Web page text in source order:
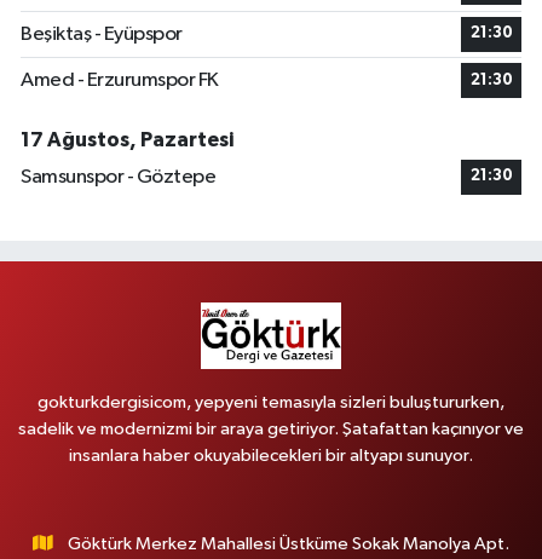
Beşiktaş - Eyüpspor 21:30
Amed - Erzurumspor FK 21:30
17 Ağustos, Pazartesi
Samsunspor - Göztepe
21:30
gokturkdergisicom, yepyeni temasıyla sizleri buluştururken,
sadelik ve modernizmi bir araya getiriyor. Şatafattan kaçınıyor ve
insanlara haber okuyabilecekleri bir altyapı sunuyor.
Göktürk Merkez Mahallesi Üstküme Sokak Manolya Apt.